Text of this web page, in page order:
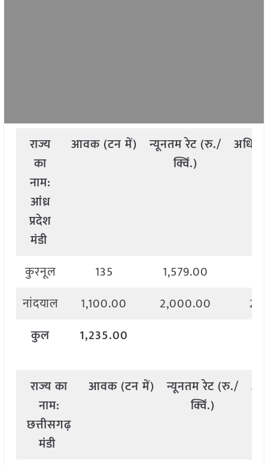
राज्य
का
नाम:
आंध्र
प्रदेश
मंडी
आवक (टनमें) न्यूनतमरेट (रु./
क्विं.)
कुरनूल 135 1,579.00
नांदयाल
1,100.00 2,000.00
कुल
1,235.00
राज्यका
नाम:
छत्तीसगढ़
मंडी
आवक (टनमें) न्यूनतमरेट (रु./
क्विं.)